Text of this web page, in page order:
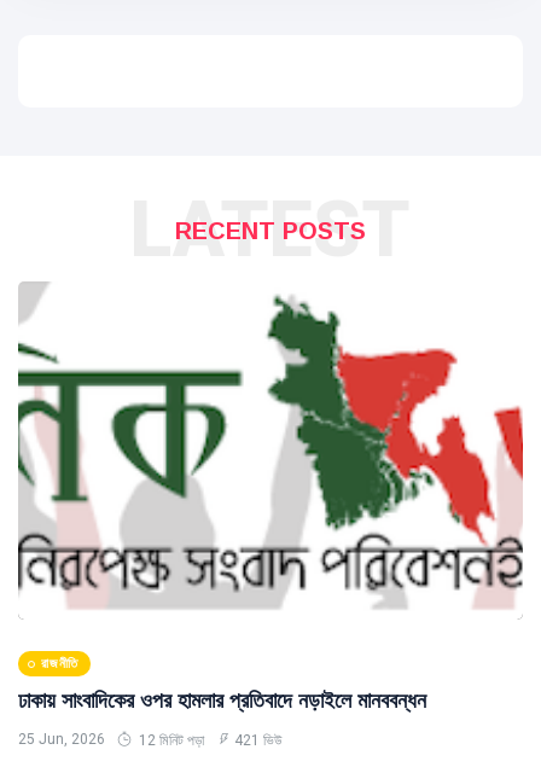
RECENT POSTS
LATEST
রাজনীতি
ঢাকায় সাংবাদিকের ওপর হামলার প্রতিবাদে নড়াইলে মানববন্ধন
25 Jun, 2026 12 মিনিট পড়া 421 ভিউ